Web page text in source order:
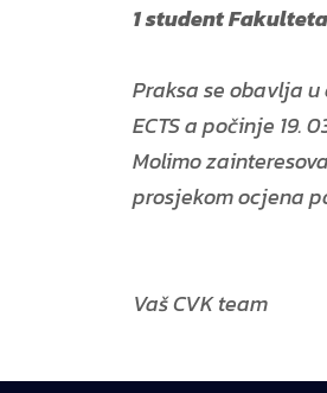
1 student
Praksa se obavlja
ECTS a počinje 19.
Molimo
prosjekom ocjena
Vaš CVK team